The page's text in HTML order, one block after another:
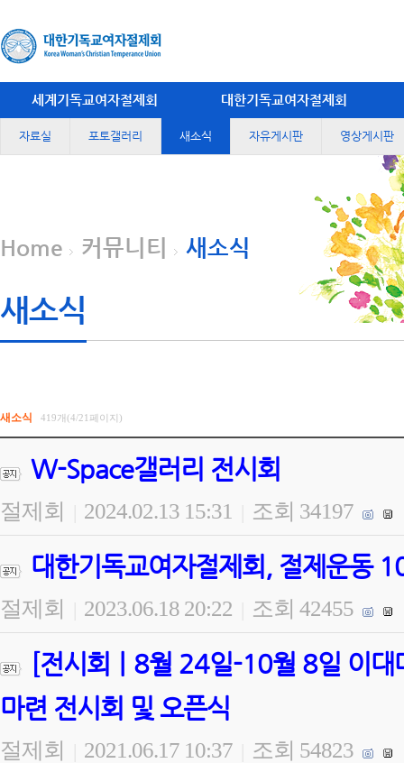
세계기독교여자절제회 대한기독교여자절제회
자료실 포토갤러리 새소식 자유게시판 영상게시판
Home 커뮤니티 새소식
새소식
새소식 419개(4/21페이지)
W-Space갤러리 전시회
절제회 2024.02.13 15:31 조회 34197
대한기독교여자절제회, 절제운동
절제회 2023.06.18 20:22 조회 42455
[전시회ㅣ8월 24일-10월 8일 이
마련 전시회 및 오픈식
절제회 2021.06.17 10:37 조회 54823